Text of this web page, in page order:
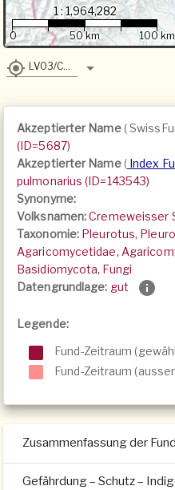
1 : 1,964,282
0 50 km 100 km
LV03/CH1903
Akzeptierter Name(
(ID=5687)
Akzeptierter Name(Index
pulmonarius (ID=143543)
Synonyme:
Volksnamen:Cremeweisser
Taxonomie: Pleurotus,
Agaricomycetidae,
Basidiomycota, Fungi
Datengrundlage: gut
Legende:
Fund-Zeitraum
Fund-Zeitraum
Zusammenfassung der
Gefährdung – Schutz –